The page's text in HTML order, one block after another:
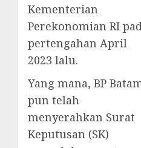
Kementerian
Perekonomian RI
pertengahan April
2023 lalu.
Yang mana, BP
pun telah
menyerahkan Surat
Keputusan (SK)